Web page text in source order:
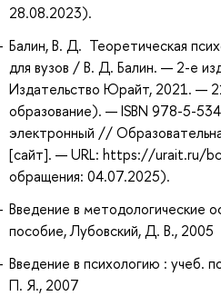
28.08.2023).
Балин, В. Д. Теоретическая
для вузов / В. Д. Балин. — 2-е
Издательство Юрайт, 2021. —
образование). — ISBN 978-5-
электронный //
[сайт]. — URL: https://urait.ru/
обращения: 04.07.2025).
Введение в методологические
пособие, Лубовский, Д. В., 2005
Введение в психологию : учеб.
П. Я., 2007